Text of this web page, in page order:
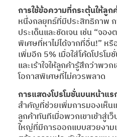
การใช้ข้อความที่กระตุ้นให้ลู
หนึ่งกลยุทธ์ที่มีประสิทธิภาพ
ประเด็นและชัดเจน เช่น “จอ
พิเศษที่หาไม่ได้จากที่อื่น!” ห
เพิ่มอีก 5% เมื่อใส่โค้ดโปรโ
และเร้าใจให้ลูกค้ารู้สึกว่าพว
โอกาสพิเศษที่ไม่ควรพลาด
การแสดงโปรโมชั่นบนหน้าแร
สำคัญที่ช่วยเพิ่มการมองเห็น
ลูกค้าทันทีเมื่อพวกเขาเข้าสู่เ
ใหญ่ที่มีการออกแบบสวยงา